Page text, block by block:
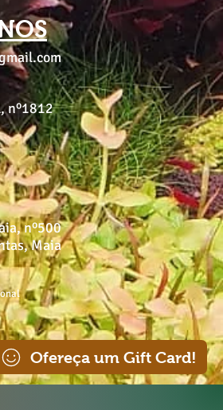
Ofereça um Gift Card!
nº1812
nº500
Maia